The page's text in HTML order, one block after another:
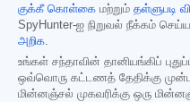
குக்கீ கொள்கை மற்றும் தள்ளுபடி
SpyHunter-ஐ நிறுவல் நீக்கம் செய்ய
அறிக.
உங்கள் சந்தாவின் தானியங்கிப்
ஒவ்வொரு கட்டணத் தேதிக்கு
மின்னஞ்சல் முகவரிக்கு ஒரு